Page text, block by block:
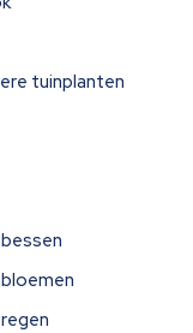
tuinplanten